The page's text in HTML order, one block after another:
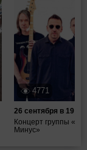
4771
26 сентября в 19:00
Концерт группы
Минус»